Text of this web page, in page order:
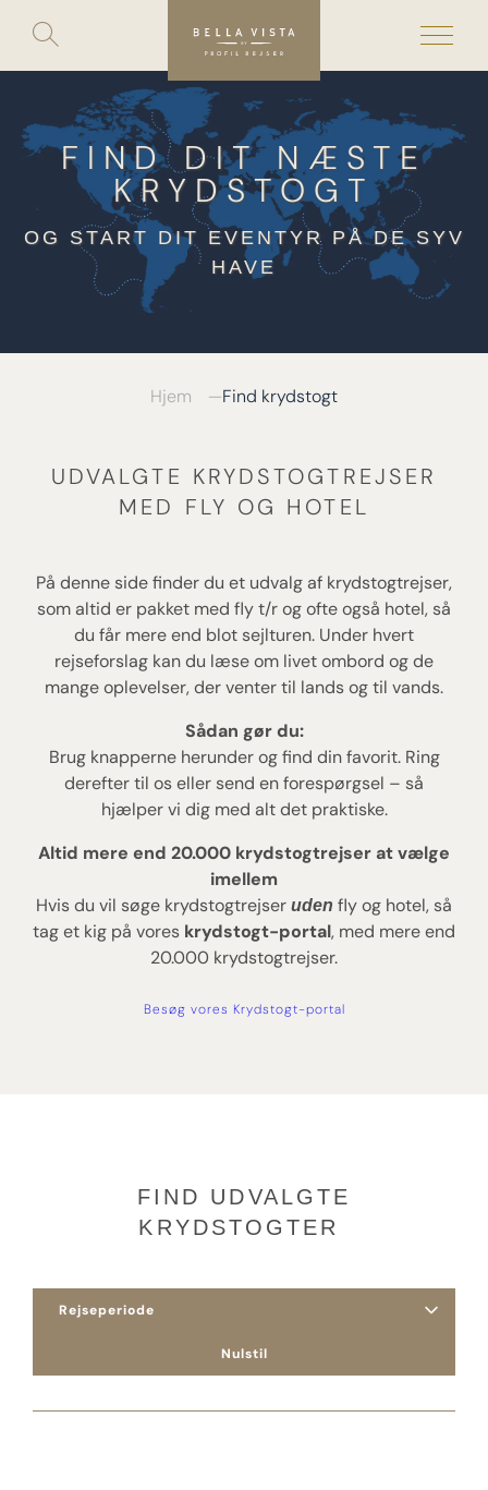
Skip
content
Toggle
search
FIND DIT NÆSTE
KRYDSTOGT
OG START DIT EVENTYR PÅ DE SYV
HAVE
Hjem Find krydstogt
UDVALGTE KRYDSTOGTREJSER
MED FLY OG HOTEL
På denne side finder du et udvalg af krydstogtrejser,
som altid er pakket med fly t/r og ofte også hotel, så
du får mere end blot sejlturen. Under hvert
rejseforslag kan du læse om livet ombord og de
mange oplevelser, der venter til lands og til vands.
Sådan gør du:
Brug knapperne herunder og find din favorit. Ring
derefter til os eller send en forespørgsel – så
hjælper vi dig med alt det praktiske.
Altid mere end 20.000 krydstogtrejser at vælge
imellem
Hvis du vil søge krydstogtrejser uden fly og hotel, så
tag et kig på vores krydstogt-portal, med mere end
20.000 krydstogtrejser.
Besøg vores Krydstogt-portal
FIND UDVALGTE
KRYDSTOGTER
Nulstil